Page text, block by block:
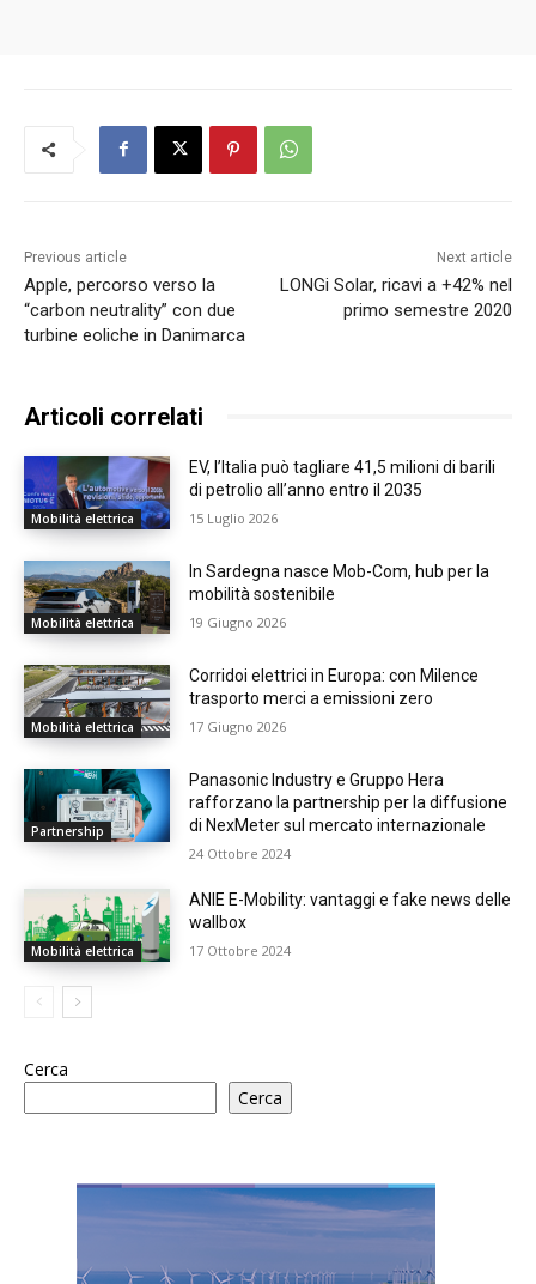
Previous article
Apple, percorso verso la
“carbon neutrality” con due
turbine eoliche in Danimarca
Next article
LONGi Solar, ricavi a +42% nel
primo semestre 2020
Articoli correlati
Mobilità elettrica
EV, l’Italia può tagliare 41,5 milioni di barili
di petrolio all’anno entro il 2035
15 Luglio 2026
Mobilità elettrica
In Sardegna nasce Mob-Com, hub per la
mobilità sostenibile
19 Giugno 2026
Mobilità elettrica
Corridoi elettrici in Europa: con Milence
trasporto merci a emissioni zero
17 Giugno 2026
Partnership
Panasonic Industry e Gruppo Hera
rafforzano la partnership per la diffusione
di NexMeter sul mercato internazionale
24 Ottobre 2024
Mobilità elettrica
ANIE E-Mobility: vantaggi e fake news delle
wallbox
17 Ottobre 2024
Cerca
Cerca